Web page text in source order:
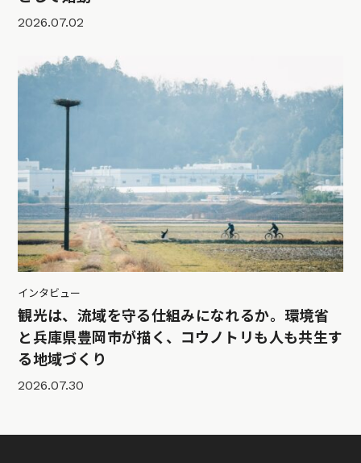
2026.07.02
インタビュー
観光は、流域を守る仕組みになれるか。環境省
と兵庫県豊岡市が描く、コウノトリも人も共生す
る地域づくり
2026.07.30